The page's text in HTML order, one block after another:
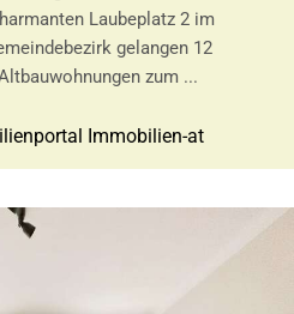
Laubeplatz 2 im
gelangen 12
zum ...
Immobilien-at